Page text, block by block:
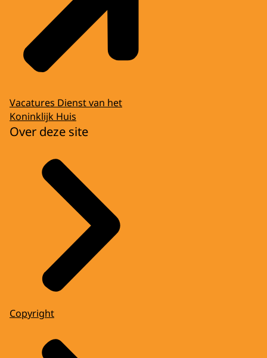
Vacatures Dienst van het
Koninklijk Huis
Over deze site
Copyright